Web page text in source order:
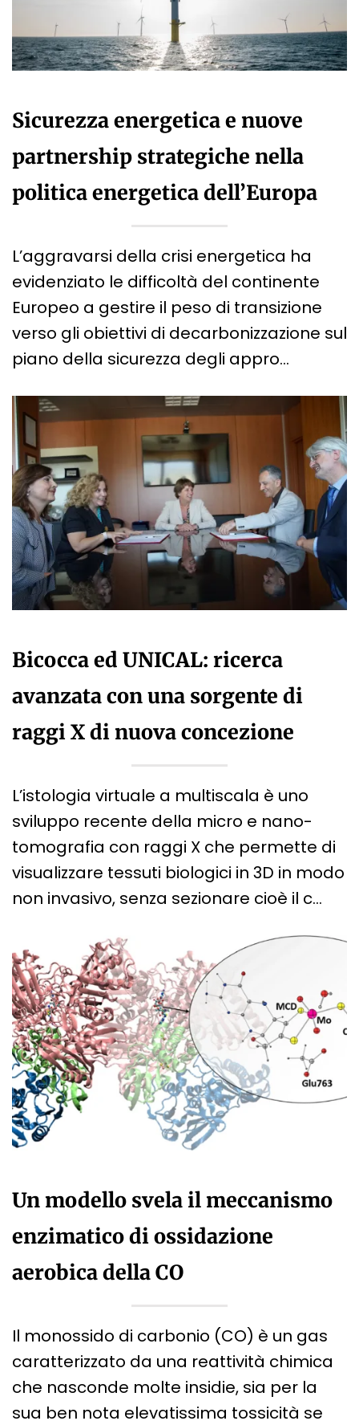
Sicurezza energetica e nuove
partnership strategiche nella
politica energetica dell’Europa
L’aggravarsi della crisi energetica ha
evidenziato le difficoltà del continente
Europeo a gestire il peso di transizione
verso gli obiettivi di decarbonizzazione sul
piano della sicurezza degli appro…
Bicocca ed UNICAL: ricerca
avanzata con una sorgente di
raggi X di nuova concezione
L’istologia virtuale a multiscala è uno
sviluppo recente della micro e nano-
tomografia con raggi X che permette di
visualizzare tessuti biologici in 3D in modo
non invasivo, senza sezionare cioè il c…
Un modello svela il meccanismo
enzimatico di ossidazione
aerobica della CO
Il monossido di carbonio (CO) è un gas
caratterizzato da una reattività chimica
che nasconde molte insidie, sia per la
sua ben nota elevatissima tossicità se